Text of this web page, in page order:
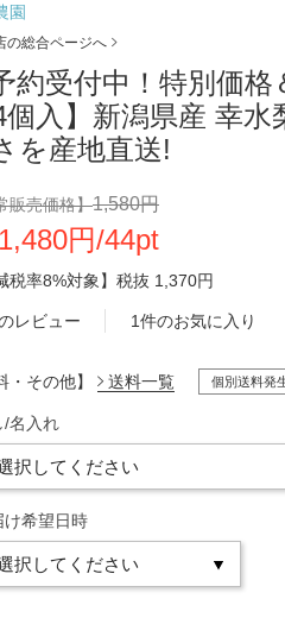
園
の総合ページへ
約受付中！特別価
個入】新潟県産 幸
を産地直送!
販売価格】1,580円
1,480円/44pt
税率8%対象】 税抜 1,370円
レビュー 1件のお気に入り
・その他】 送料一覧 個別送料発
/名入れ
け希望日時